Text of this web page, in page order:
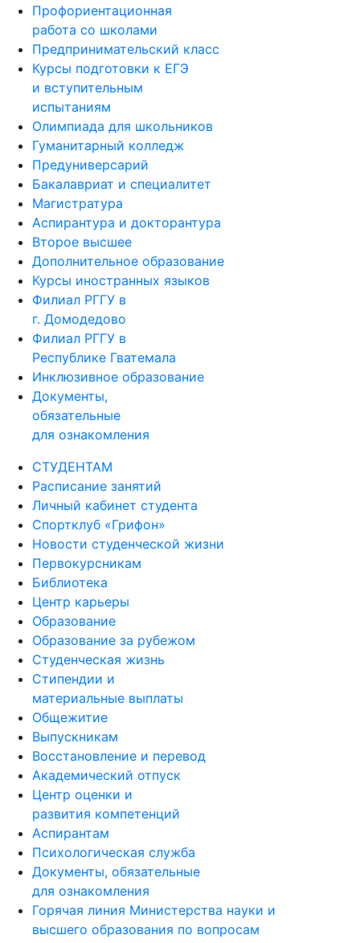
Профориентационная
работа со школами
Предпринимательский класс
Курсы подготовки к ЕГЭ
и вступительным
испытаниям
Олимпиада для школьников
Гуманитарный колледж
Предуниверсарий
Бакалавриат и специалитет
Магистратура
Аспирантура и докторантура
Второе высшее
Дополнительное образование
Курсы иностранных языков
Филиал РГГУ в
г. Домодедово
Филиал РГГУ в
Республике Гватемала
Инклюзивное образование
Документы,
обязательные
для ознакомления
СТУДЕНТАМ
Расписание занятий
Личный кабинет студента
Спортклуб «Грифон»
Новости студенческой жизни
Первокурсникам
Библиотека
Центр карьеры
Образование
Образование за рубежом
Студенческая жизнь
Стипендии и
материальные выплаты
Общежитие
Выпускникам
Восстановление и перевод
Академический отпуск
Центр оценки и
развития компетенций
Аспирантам
Психологическая служба
Документы, обязательные
для ознакомления
Горячая линия Министерства науки и
высшего образования по вопросам